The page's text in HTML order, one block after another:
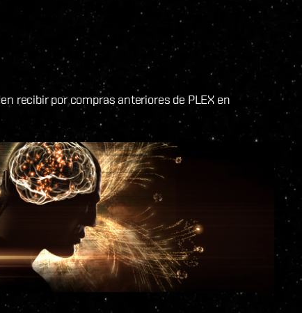
recibir por compras anteriores de PLEX en